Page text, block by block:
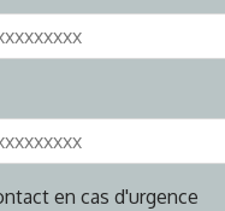
en cas d'urgence